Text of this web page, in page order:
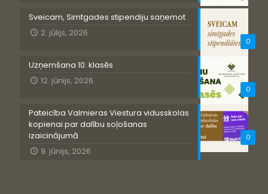
0
Sveicam, Simtgades stipendiju saņemot
2. jūlijs, 2026
0
Uzņemšana 10. klasēs
12. jūnijs, 2026
0
Pateicība Valmieras Viestura vidusskolas
kopienai par dalību soļošanas
izaicinājumā
9. jūnijs, 2026